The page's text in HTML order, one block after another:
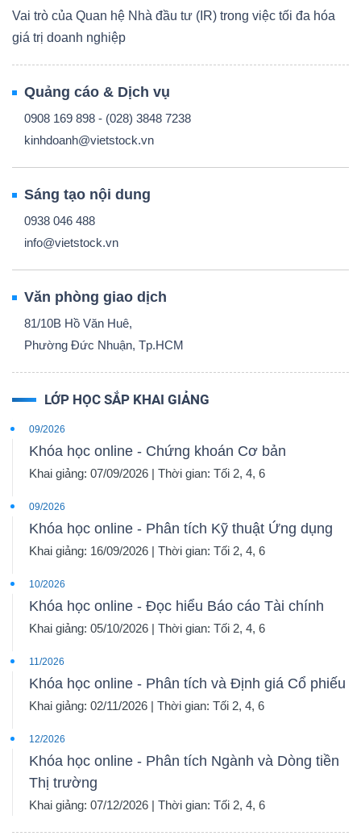
Vai trò của Quan hệ Nhà đầu tư (IR) trong việc tối đa hóa
giá trị doanh nghiệp
Quảng cáo & Dịch vụ
0908 169 898 - (028) 3848 7238
kinhdoanh@vietstock.vn
Sáng tạo nội dung
0938 046 488
info@vietstock.vn
Văn phòng giao dịch
81/10B Hồ Văn Huê,
Phường Đức Nhuận, Tp.HCM
LỚP HỌC SẮP KHAI GIẢNG
09/2026
Khóa học online - Chứng khoán Cơ bản
Khai giảng: 07/09/2026 | Thời gian: Tối 2, 4, 6
09/2026
Khóa học online - Phân tích Kỹ thuật Ứng dụng
Khai giảng: 16/09/2026 | Thời gian: Tối 2, 4, 6
10/2026
Khóa học online - Đọc hiểu Báo cáo Tài chính
Khai giảng: 05/10/2026 | Thời gian: Tối 2, 4, 6
11/2026
Khóa học online - Phân tích và Định giá Cổ phiếu
Khai giảng: 02/11/2026 | Thời gian: Tối 2, 4, 6
12/2026
Khóa học online - Phân tích Ngành và Dòng tiền
Thị trường
Khai giảng: 07/12/2026 | Thời gian: Tối 2, 4, 6